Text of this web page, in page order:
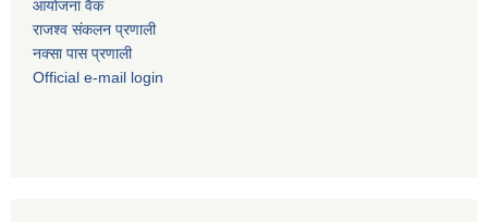
आयोजना वैंक
राजश्व संकलन प्रणाली
नक्सा पास प्रणाली
Official e-mail login